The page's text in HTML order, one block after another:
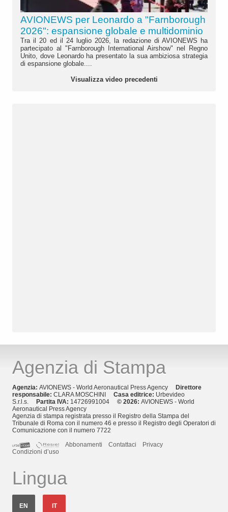
AVIONEWS per Leonardo a "Farnborough
2026": espansione globale e multidominio
Tra il 20 ed il 24 luglio 2026, la redazione di AVIONEWS ha
partecipato al "Farnborough International Airshow" nel Regno
Unito, dove Leonardo ha presentato la sua ambiziosa strategia
di espansione globale....
Visualizza video precedenti
Agenzia di Stampa
Agenzia: AVIONEWS - World Aeronautical Press Agency
Direttore
responsabile: CLARA MOSCHINI Casa editrice: Urbevideo
S.r.l.s.
Partita IVA: 14726991004 © 2026: AVIONEWS - World
Aeronautical Press Agency
Agenzia di stampa registrata presso il Registro della Stampa del
Tribunale di Roma con il numero 46 e presso il Registro degli Operatori di
Comunicazione con il numero 7722
Abbonamenti
Contattaci
Privacy
Condizioni d’uso
Lingua
EN IT